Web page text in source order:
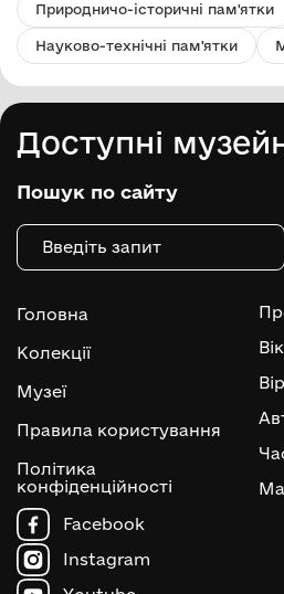
Природничо-історичні пам'ятки
Науково-технічні пам'ятки
Доступні
Пошук по сайту
Головна
Колекції
Музеї
Правила користування
Політика
конфіденційності
Facebook
Instagram